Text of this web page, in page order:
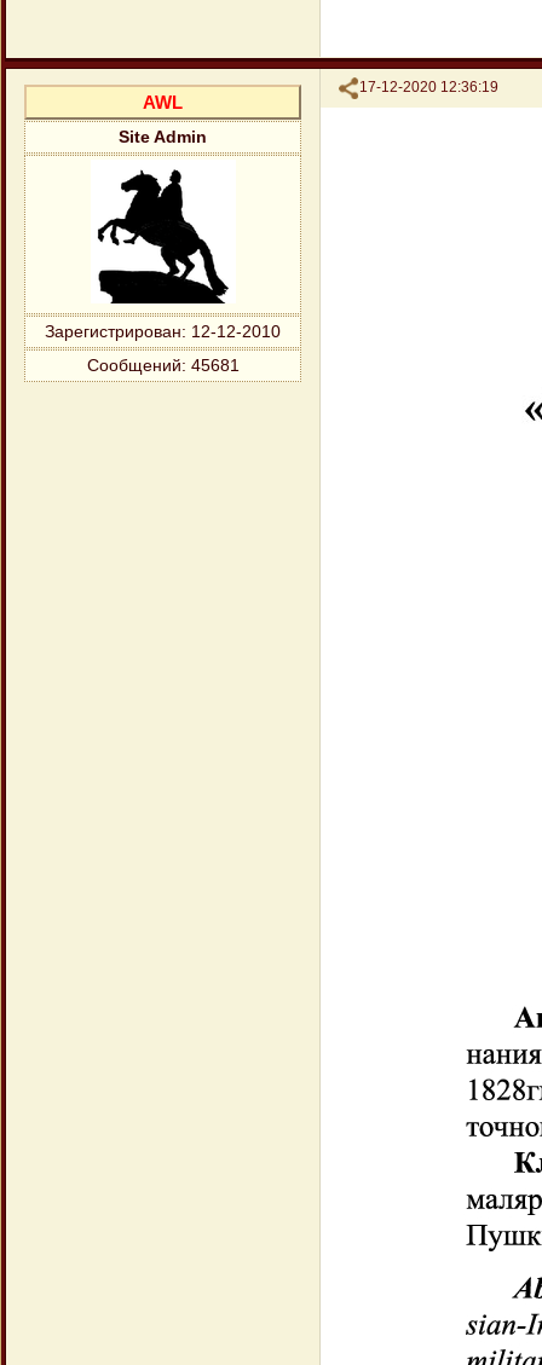
Поделиться
17-12-2020 12:36:19
AWL
Site Admin
Зарегистрирован: 12-12-2010
Сообщений: 45681